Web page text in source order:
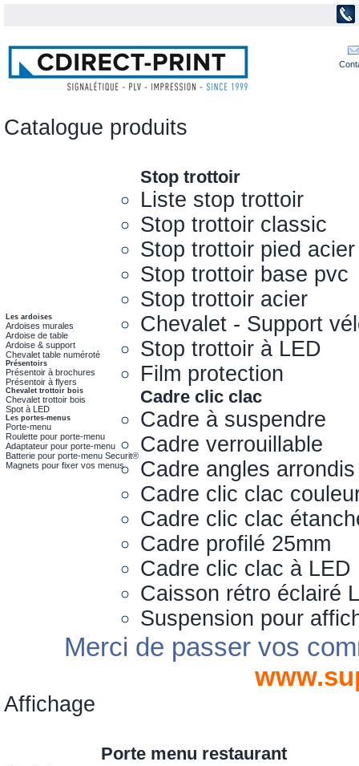
Catalogue produits
Les ardoises
Ardoises murales
Ardoise de table
Ardoise & support
Chevalet table numéroté
Présentoirs
Présentoir à brochures
Présentoir à flyers
Chevalet trottoir bois
Chevalet trottoir bois
Spot à LED
Les portes-menus
Porte-menu
Roulette pour porte-menu
Adaptateur pour porte-menu
Batterie pour porte-menu Securit®
Magnets pour fixer vos menus
Stop trottoir
Liste stop trottoir
Stop trottoir classic
Stop trottoir pied acier
Stop trottoir base pvc
Stop trottoir acier
Chevalet - Support
Stop trottoir à LED
Film protection
Cadre clic clac
Cadre à suspendre
Cadre verrouillable
Cadre angles arrondis
Cadre clic clac
Cadre clic clac
Cadre profilé 25mm
Cadre clic clac à LED
Caisson rétro éclairé
Suspension pour
Merci de passer vos
Affichage
Porte menu restaurant